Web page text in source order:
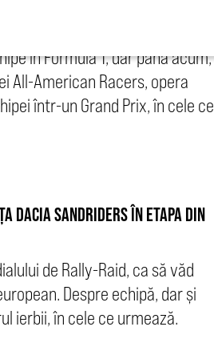
în Formula 1, dar până acum,
All-American Racers, opera
într-un Grand Prix, în cele ce
DACIA SANDRIDERS ÎN ETAPA DIN
de Rally-Raid, ca să văd
Despre echipă, dar și
ierbii, în cele ce urmează.